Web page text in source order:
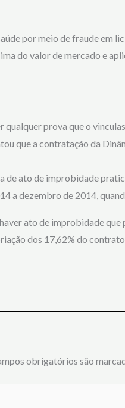
por meio de fraude em
do valor de mercado e
prova que o
que a contratação da
de ato de improbidade
a dezembro de 2014,
ato de improbidade que
dos 17,62% do
obrigatórios são